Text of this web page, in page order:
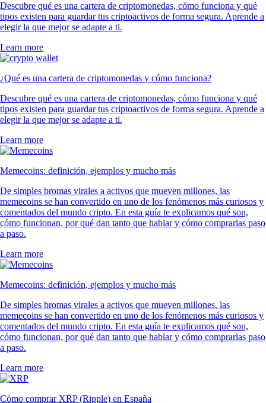
Descubre qué es una cartera de criptomonedas, cómo funciona y qué
tipos existen para guardar tus criptoactivos de forma segura. Aprende a
elegir la que mejor se adapte a ti.
Learn more
¿Qué es una cartera de criptomonedas y cómo funciona?
Descubre qué es una cartera de criptomonedas, cómo funciona y qué
tipos existen para guardar tus criptoactivos de forma segura. Aprende a
elegir la que mejor se adapte a ti.
Learn more
Memecoins: definición, ejemplos y mucho más
De simples bromas virales a activos que mueven millones, las
memecoins se han convertido en uno de los fenómenos más curiosos y
comentados del mundo cripto. En esta guía te explicamos qué son,
cómo funcionan, por qué dan tanto que hablar y cómo comprarlas paso
a paso.
Learn more
Memecoins: definición, ejemplos y mucho más
De simples bromas virales a activos que mueven millones, las
memecoins se han convertido en uno de los fenómenos más curiosos y
comentados del mundo cripto. En esta guía te explicamos qué son,
cómo funcionan, por qué dan tanto que hablar y cómo comprarlas paso
a paso.
Learn more
Cómo comprar XRP (Ripple) en España